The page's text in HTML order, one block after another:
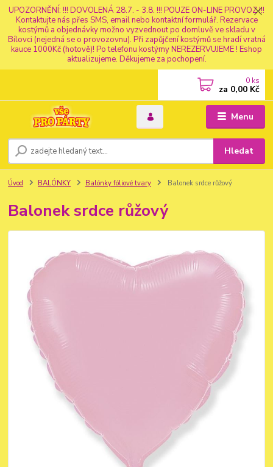
UPOZORNĚNÍ: !!! DOVOLENÁ 28.7. - 3.8. !!! POUZE ON-LINE PROVOZ !!!
Kontaktujte nás přes SMS, email nebo kontaktní formulář. Rezervace
kostýmů a objednávky možno vyzvednout po domluvě ve skladu v
Bílovci (nejedná se o provozovnu). Při zapůjčení kostýmů se hradí vratná
kauce 1000Kč (hotově)! Po telefonu kostýmy NEREZERVUJEME ! Eshop
aktualizujeme. Děkujeme za pochopení.
Menu
Hledat
0 ks
za 0,00 Kč
Úvod BALÓNKY Balónky fóliové tvary Balonek srdce růžový
Balonek srdce růžový